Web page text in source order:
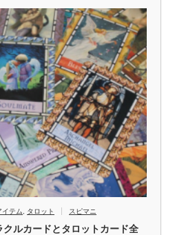
イテム タロット スピマニ
クルカードとタロットカード全